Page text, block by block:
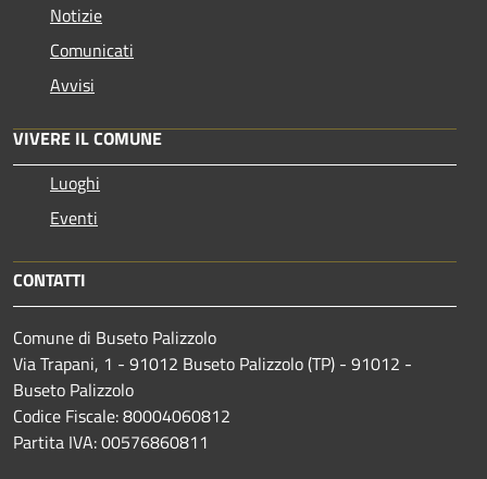
Notizie
Comunicati
Avvisi
VIVERE IL COMUNE
Luoghi
Eventi
CONTATTI
Comune di Buseto Palizzolo
Via Trapani, 1 - 91012 Buseto Palizzolo (TP) - 91012 -
Buseto Palizzolo
Codice Fiscale: 80004060812
Partita IVA: 00576860811